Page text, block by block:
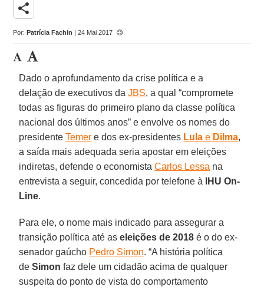
share
Por:Patrícia Fachin | 24 Mai 2017
Dado o aprofundamento da crise política e a
delação de executivos daJBS, a qual “compromete
todas as figuras do primeiro plano da classe política
nacional dos últimos anos” e envolve os nomes do
presidenteTemer e dos ex-presidentes Lula e Dilma,
a saída mais adequada seria apostar em eleições
indiretas, defende o economistaCarlos Lessa na
entrevista a seguir, concedida por telefone à
IHU On-
Line.
Para ele, o nome mais indicado para assegurar a
transição política até aseleições de 2018 é o do ex-
senador gaúcho Pedro Simon. “A história política
deSimon faz dele um cidadão acima de qualquer
suspeita do ponto de vista do comportamento